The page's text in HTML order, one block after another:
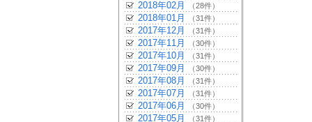
2018年02月 （28件）
2018年01月 （31件）
2017年12月 （31件）
2017年11月 （30件）
2017年10月 （31件）
2017年09月 （30件）
2017年08月 （31件）
2017年07月 （31件）
2017年06月 （30件）
2017年05月 （31件）